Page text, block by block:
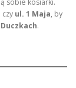
sobie kosiarki.
czy ul. 1 Maja, by
Duczkach.